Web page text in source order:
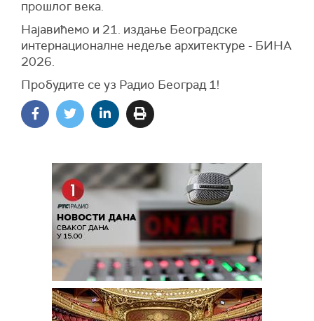
прошлог века.
Најавићемо и 21. издање Београдске
интернационалне недеље архитектуре - БИНА
2026.
Пробудите се уз Радио Београд 1!